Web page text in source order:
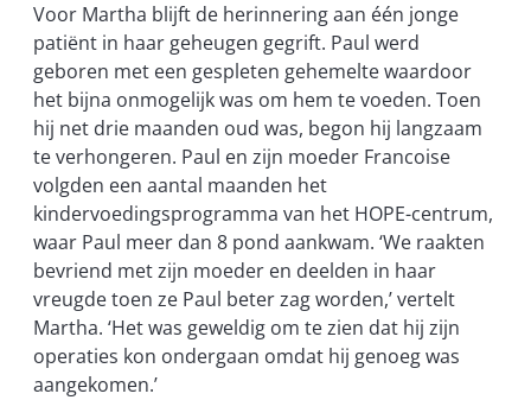
Voor Martha blijft de herinnering aan één jonge
patiënt in haar geheugen gegrift. Paul werd
geboren met een gespleten gehemelte waardoor
het bijna onmogelijk was om hem te voeden. Toen
hij net drie maanden oud was, begon hij langzaam
te verhongeren. Paul en zijn moeder Francoise
volgden een aantal maanden het
kindervoedingsprogramma van het HOPE-centrum,
waar Paul meer dan 8 pond aankwam. ‘We raakten
bevriend met zijn moeder en deelden in haar
vreugde toen ze Paul beter zag worden,’ vertelt
Martha. ‘Het was geweldig om te zien dat hij zijn
operaties kon ondergaan omdat hij genoeg was
aangekomen.’